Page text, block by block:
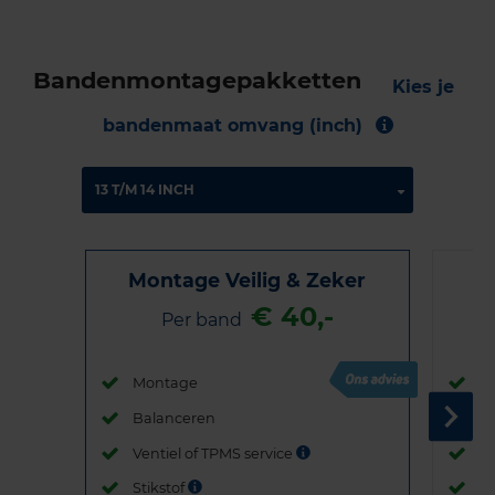
Bandenmontagepakketten
Kies je
bandenmaat omvang (inch)
Montage Veilig & Zeker
Per band € 40,-
Montage
Balanceren
Ventiel of TPMS service
Stikstof